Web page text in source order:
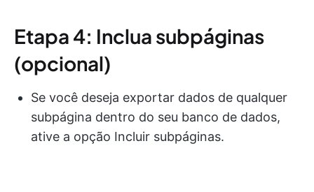
Etapa 4: Inclua subpáginas
(opcional)
Se você deseja exportar dados de qualquer
subpágina dentro do seu banco de dados,
ative a opção Incluir subpáginas.